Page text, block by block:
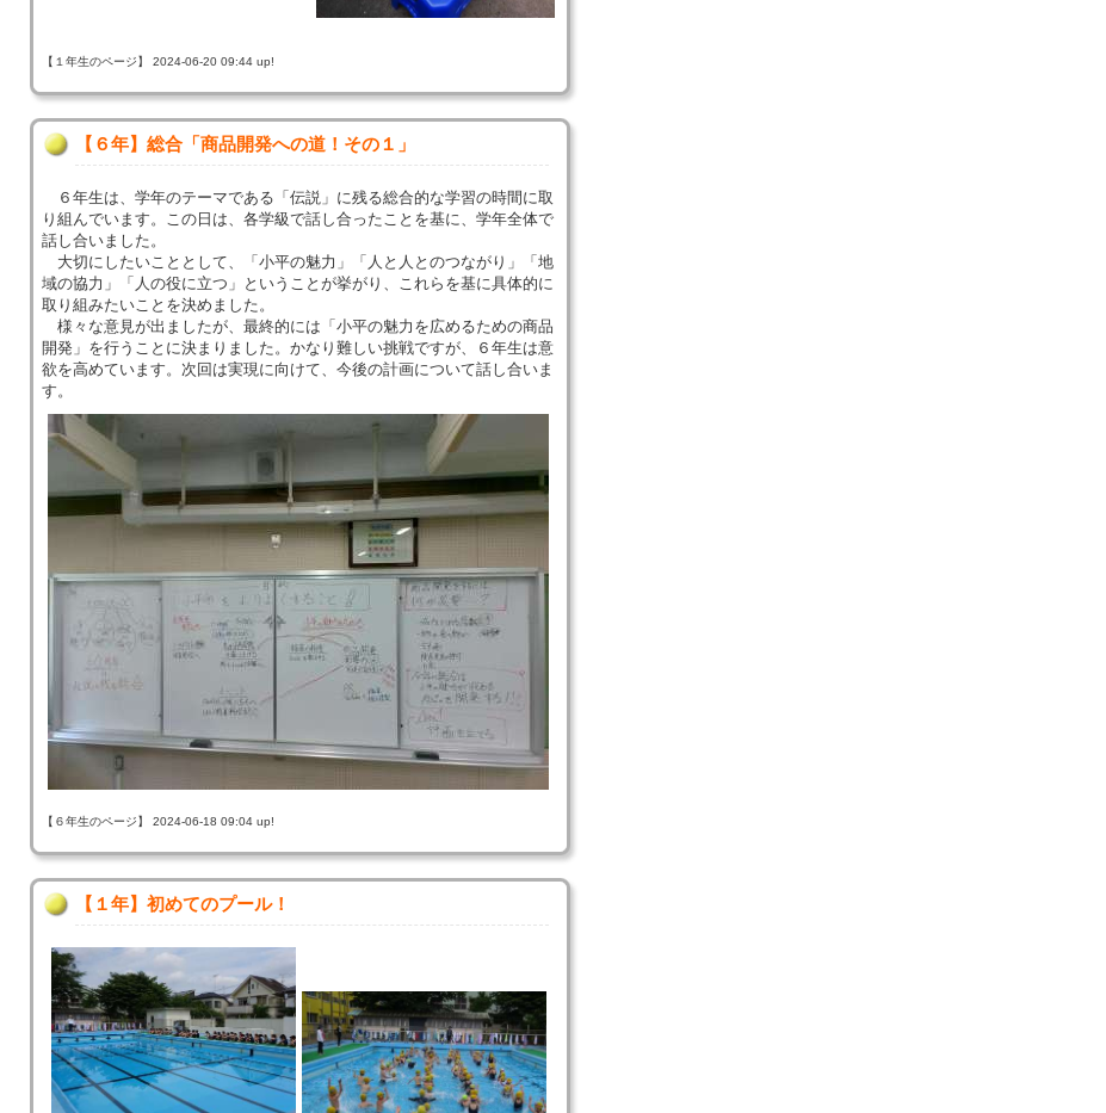
【１年生のページ】 2024-06-20 09:44 up!
【６年】総合「商品開発への道！その１」
６年生は、学年のテーマである「伝説」に残る総合的な学習の時間に取
り組んでいます。この日は、各学級で話し合ったことを基に、学年全体で
話し合いました。
大切にしたいこととして、「小平の魅力」「人と人とのつながり」「地
域の協力」「人の役に立つ」ということが挙がり、これらを基に具体的に
取り組みたいことを決めました。
様々な意見が出ましたが、最終的には「小平の魅力を広めるための商品
開発」を行うことに決まりました。かなり難しい挑戦ですが、６年生は意
欲を高めています。次回は実現に向けて、今後の計画について話し合いま
す。
【６年生のページ】 2024-06-18 09:04 up!
【１年】初めてのプール！